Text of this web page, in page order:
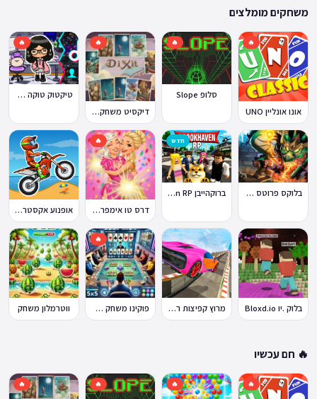
לצד תוספות שוטפות של משחקים חדשים.
משחקים מומלצים
🔥
אונו אונליין UNO
🔥
סלופ Slope
🔥
דיקסיט משחק Dixit
🔥
טיקטוק טוקה בוקה
בלוקס פרוטס Blox Fruits
חדש
ברוקהייבן Brookhaven RP
🔥
דרס טו אימפרס Dress To Impress אופנוע אקסטרים Moto X3M
בלוק .יו Bloxd.io מרוץ קפיצות רמפה
🔥
פוקינו משחק אונליין ווטרמלון משחק
🔥 חם עכשיו
🔥
🔥
🔥
🔥